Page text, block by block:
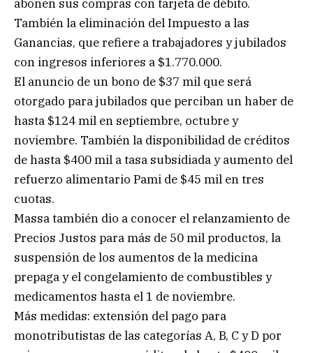
abonen sus compras con tarjeta de débito.
También la eliminación del Impuesto a las
Ganancias, que refiere a trabajadores y jubilados
con ingresos inferiores a $1.770.000.
El anuncio de un bono de $37 mil que será
otorgado para jubilados que perciban un haber de
hasta $124 mil en septiembre, octubre y
noviembre. También la disponibilidad de créditos
de hasta $400 mil a tasa subsidiada y aumento del
refuerzo alimentario Pami de $45 mil en tres
cuotas.
Massa también dio a conocer el relanzamiento de
Precios Justos para más de 50 mil productos, la
suspensión de los aumentos de la medicina
prepaga y el congelamiento de combustibles y
medicamentos hasta el 1 de noviembre.
Más medidas: extensión del pago para
monotributistas de las categorías A, B, C y D por